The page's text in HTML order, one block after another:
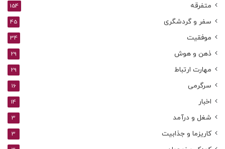
متفرقه 154
سفر و گردشگری 45
موفقیت 34
ذهن و هوش 29
مهارت ارتباط 29
سرگرمی 16
اخبار 14
شغل و درآمد 3
کاریزما و جذابیت 3